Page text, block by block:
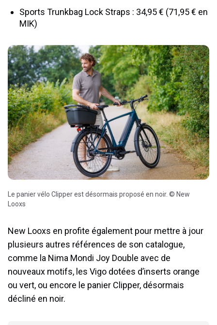
Sports Trunkbag Lock Straps : 34,95 € (71,95 € en
MIK)
Le panier vélo Clipper est désormais proposé en noir. © New
Looxs
New Looxs en profite également pour mettre à jour
plusieurs autres références de son catalogue,
comme la Nima Mondi Joy Double avec de
nouveaux motifs, les Vigo dotées d’inserts orange
ou vert, ou encore le panier Clipper, désormais
décliné en noir.